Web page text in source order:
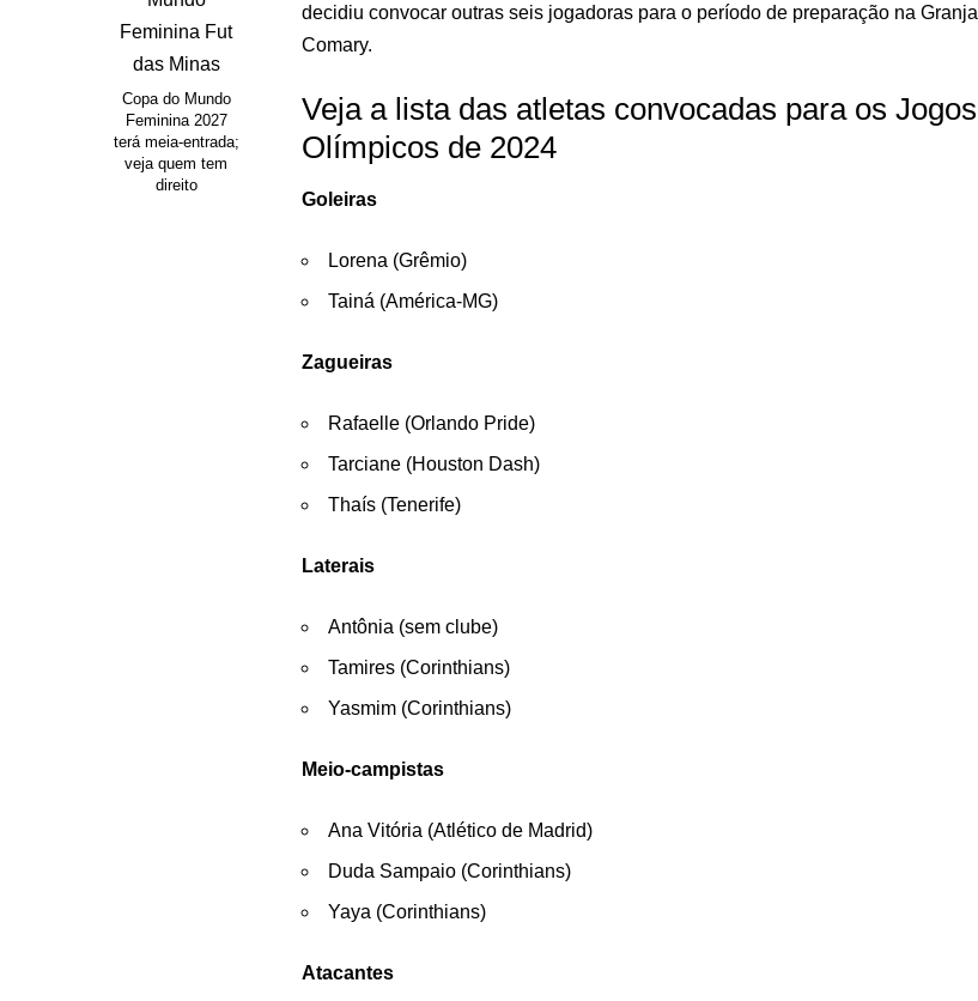
Copa do Mundo
Feminina 2027
terá meia-entrada;
veja quem tem
direito
decidiu convocar outras seis jogadoras para o período de preparação na Granja
Comary.
Veja a lista das atletas convocadas para os Jogos
Olímpicos de 2024
Goleiras
Lorena (Grêmio)
Tainá (América-MG)
Zagueiras
Rafaelle (Orlando Pride)
Tarciane (Houston Dash)
Thaís (Tenerife)
Laterais
Antônia (sem clube)
Tamires (Corinthians)
Yasmim (Corinthians)
Meio-campistas
Ana Vitória (Atlético de Madrid)
Duda Sampaio (Corinthians)
Yaya (Corinthians)
Atacantes